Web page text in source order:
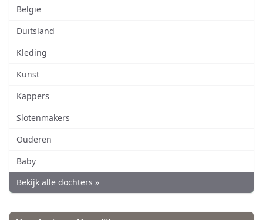
Belgie
Duitsland
Kleding
Kunst
Kappers
Slotenmakers
Ouderen
Baby
Bekijk alle dochters »